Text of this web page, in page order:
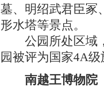
墓、明绍武君臣冢
形水塔等景点。
公园所处区域，
园被评为国家4A
南越王博物院